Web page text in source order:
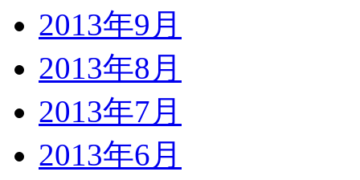
2013年9月
2013年8月
2013年7月
2013年6月